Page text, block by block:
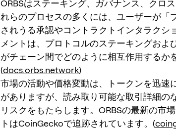
ORBSはステーキング、ガバナンス、クロ
れらのプロセスの多くには、ユーザーが「
されうる承認やコントラクトインタラクシ
メントは、プロトコルのステーキングおよ
がチェーン間でどのように相互作用するか
(docs.orbs.network)
市場の活動や価格変動は、トークンを迅速
がありますが、読み取り可能な取引詳細の
リスクをもたらします。ORBSの最新の市
トはCoinGeckoで追跡されています。(